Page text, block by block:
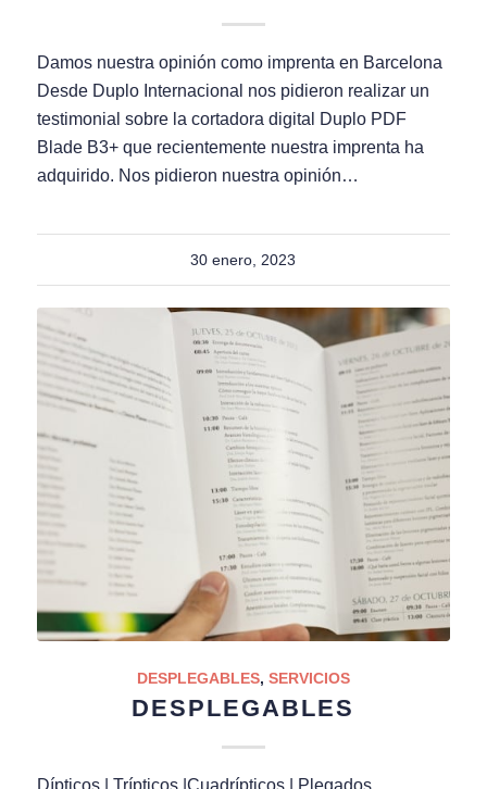
Damos nuestra opinión como imprenta en Barcelona
Desde Duplo Internacional nos pidieron realizar un
testimonial sobre la cortadora digital Duplo PDF
Blade B3+ que recientemente nuestra imprenta ha
adquirido. Nos pidieron nuestra opinión…
30 enero, 2023
DESPLEGABLES, SERVICIOS
DESPLEGABLES